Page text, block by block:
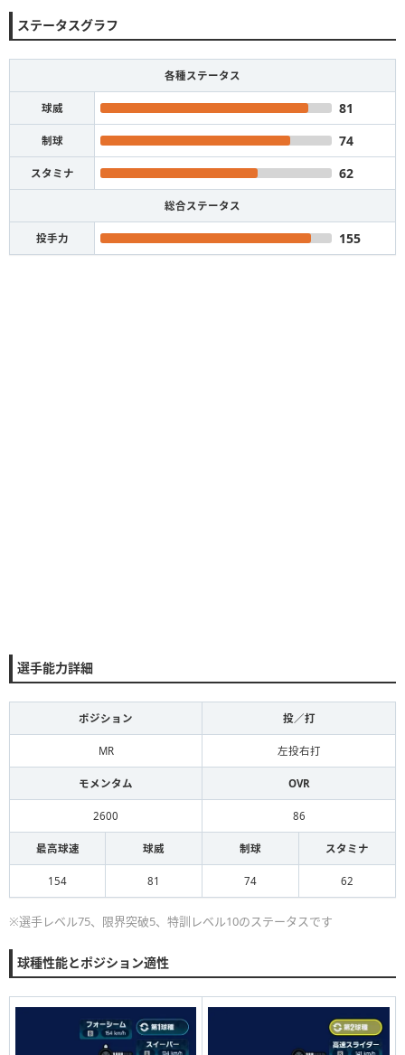
ステータスグラフ
各種ステータス
球威 81
制球 74
スタミナ 62
総合ステータス
投手力 155
選手能力詳細
ポジション 投／打
MR 左投右打
モメンタム OVR
2600 86
最高球速 球威 制球 スタミナ
154 81 74 62
※選手レベル75、限界突破5、特訓レベル10のステータスです
球種性能とポジション適性